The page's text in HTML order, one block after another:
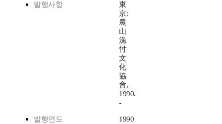
발행사항
東
京:
農
山
漁
忖
文
化
協
會,
1990.
-
발행연도 1990